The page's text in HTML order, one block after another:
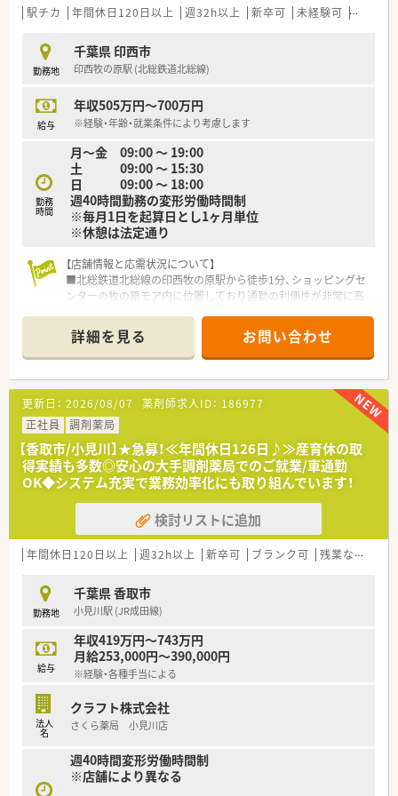
す。
ダイレクトに給与へ反映されるため、高いモチベーションを維持
できます。
■在宅医療の受入体制が完備されており、外来業務だけでは得ら
れない深い臨床経験を積むことで、専門職としての価値を高めら
れます。
駅チカ 年間休日120日以上 週32h以上 新卒可 未経験可 ブラン
勤務地
千葉県 印西市
印西牧の原駅 (北総鉄道北総線)
給与
年収505万円～700万円
※経験・年齢・就業条件により考慮します
勤務
時間
月～金 09:00 ～ 19:00
土 09:00 ～ 15:30
日 09:00 ～ 18:00
週40時間勤務の変形労働時間制
※毎月1日を起算日とし1ヶ月単位
※休憩は法定通り
【店舗情報と応需状況について】
■北総鉄道北総線の印西牧の原駅から徒歩1分、ショッピングセ
ンターの牧の原モア内に位置しており通勤の利便性が非常に高
■処方箋は眼科メインに応需しており、1日平均70枚程度を近隣
の眼科クリニックや心療内科、総合病院など広域から受け付けて
います。
■薬剤師は5名体制で運営されており、事務スタッフも在籍して
いるため、調剤や監査業務に専念しやすい人員構成となっており
ます。
【こんな取り組みをしています】
■サプリメントバーやビューティーケアスタジオを併設し、薬剤
師が栄養士や化粧品担当者と連携して健康を管理する次世代店
舗を拡大中です。
■2022年までに健康サポート薬局を50店舗まで拡大する計画を
推進しており、地域医療の拠点として公衆衛生の向上に積極的に
貢献しています。
■錠剤監査システムだけでなく、音声入力システム等の最新設備
立しています。
【こんな方が活躍中】
■調剤業務に軸足を置きつつ、ドラッグストアならではの幅広い
商品知識を習得し、地域の「セルフメディケーション」を支えた
い方が活躍中です。
■育児時短勤務制度を利用しながら小学校6年生まで1日6時間
数在籍します。
■社内公募制度に積極的に手を挙げ、店舗開発や新規プロジェク
若手層です。
詳細を見る お問い合わせ
更新日： 2026/08/07 薬剤師求人ID： 186977
正社員
調剤薬局
【香取市/小見川】★急募！≪年間休日126日♪≫産育休の取
得実績も多数◎安心の大手調剤薬局でのご就業/車通勤
OK◆システム充実で業務効率化にも取り組んでいます！
検討リストに追加
年間休日120日以上 週32h以上 新卒可 ブランク可 残業なし(ほぼなし含む)
勤務地
千葉県 香取市
小見川駅 (JR成田線)
給与
年収419万円～743万円
月給253,000円～390,000円
※経験・各種手当による
法人
名
クラフト株式会社
さくら薬局 小見川店
週40時間変形労働時間制
※店舗により異なる